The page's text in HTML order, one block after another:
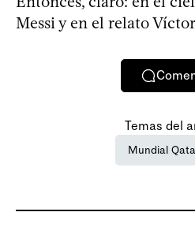
Messi y en el relato
Temas del
Mundial